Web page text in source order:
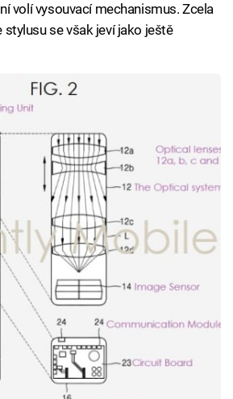
volí vysouvací mechanismus. Zcela
se však jeví jako ještě